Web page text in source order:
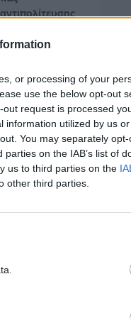
or processing of your
use the below opt-out
request is processed
information utilized by us
You may separately
on the IAB’s list of
us to third parties on the
other third parties.
Τριών Ιεραρχών
είναι μια